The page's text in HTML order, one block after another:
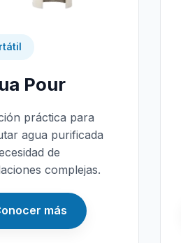
Pour
práctica para
agua purificada
de
complejas.
más